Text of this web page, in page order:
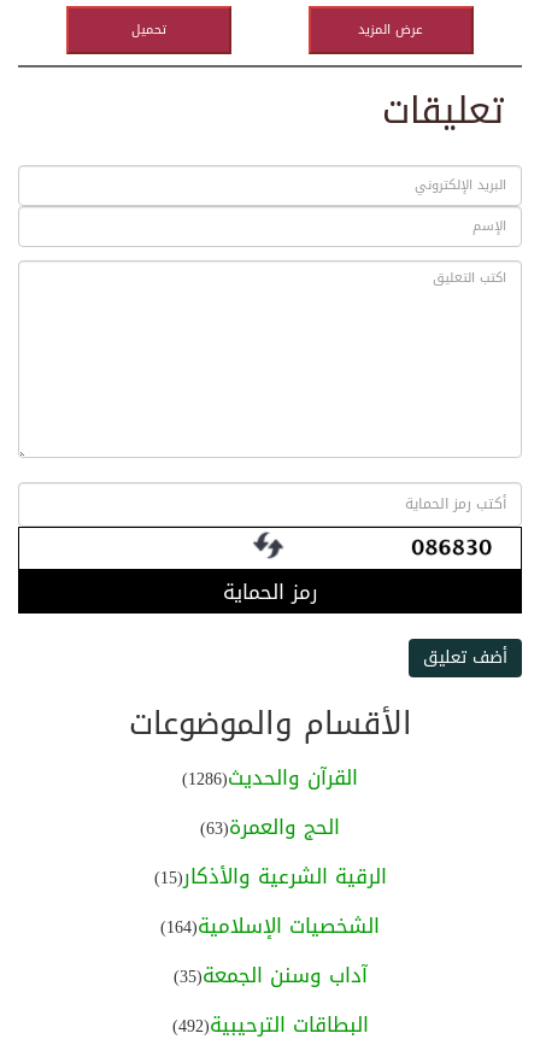
تحميل عرض المزيد
تعليقات
رمز الحماية
أضف تعليق
الأقسام والموضوعات
القرآن والحديث(1286)
الحج والعمرة(63)
الرقية الشرعية والأذكار(15)
الشخصيات الإسلامية(164)
آداب وسنن الجمعة(35)
البطاقات الترحيبية(492)